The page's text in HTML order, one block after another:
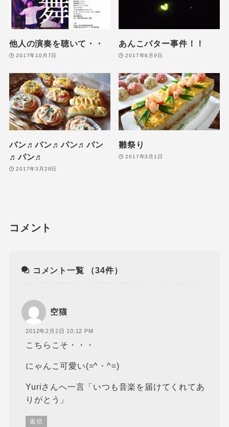
他人の演奏を聴いて・・
2017年10月7日
あんこバター事件！！
2017年6月9日
パン♬パン♬パン♬パン
♬パン♬
2017年3月29日
雛祭り
2017年3月1日
コメント
コメント一覧 （34件）
空猫
2012年2月2日 10:12 PM
こちらこそ・・・
にゃんこ可愛い(=^・^=)
Yuriさんへ一言「いつも音楽を届けてくれてあ
りがとう」
返信